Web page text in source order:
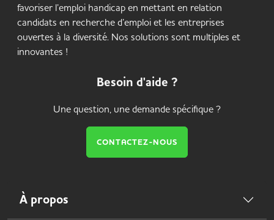
favoriser l’emploi handicap en mettant en relation
candidats en recherche d’emploi et les entreprises
ouvertes à la diversité. Nos solutions sont multiples et
innovantes !
Besoin d'aide ?
Une question, une demande spécifique ?
CONTACTEZ-NOUS
À propos